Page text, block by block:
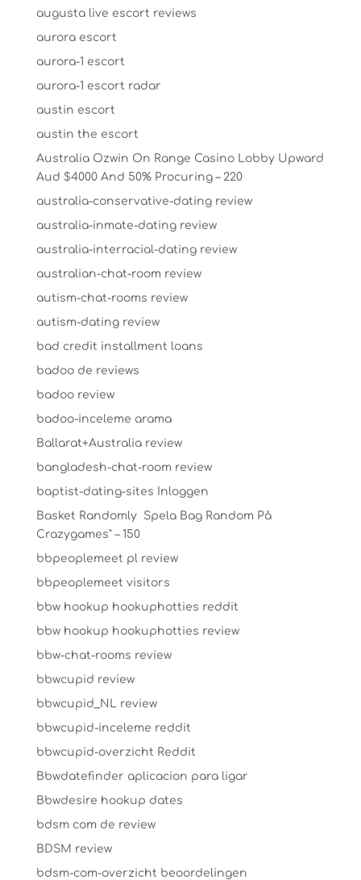
augusta live escort reviews
aurora escort
aurora-1 escort
aurora-1 escort radar
austin escort
austin the escort
Australia Ozwin On Range Casino Lobby Upward
Aud $4000 And 50% Procuring – 220
australia-conservative-dating review
australia-inmate-dating review
australia-interracial-dating review
australian-chat-room review
autism-chat-rooms review
autism-dating review
bad credit installment loans
badoo de reviews
badoo review
badoo-inceleme arama
Ballarat+Australia review
bangladesh-chat-room review
baptist-dating-sites Inloggen
Basket Randomly ️ Spela Bag Random På
Crazygames" – 150
bbpeoplemeet pl review
bbpeoplemeet visitors
bbw hookup hookuphotties reddit
bbw hookup hookuphotties review
bbw-chat-rooms review
bbwcupid review
bbwcupid_NL review
bbwcupid-inceleme reddit
bbwcupid-overzicht Reddit
Bbwdatefinder aplicacion para ligar
Bbwdesire hookup dates
bdsm com de review
BDSM review
bdsm-com-overzicht beoordelingen